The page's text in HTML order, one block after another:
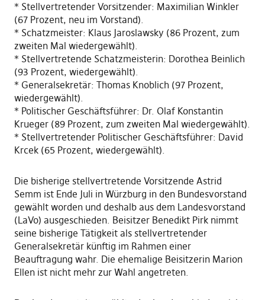
* Stellvertretender Vorsitzender: Maximilian Winkler
(67 Prozent, neu im Vorstand).
* Schatzmeister: Klaus Jaroslawsky (86 Prozent, zum
zweiten Mal wiedergewählt).
* Stellvertretende Schatzmeisterin: Dorothea Beinlich
(93 Prozent, wiedergewählt).
* Generalsekretär: Thomas Knoblich (97 Prozent,
wiedergewählt).
* Politischer Geschäftsführer: Dr. Olaf Konstantin
Krueger (89 Prozent, zum zweiten Mal wiedergewählt).
* Stellvertretender Politischer Geschäftsführer: David
Krcek (65 Prozent, wiedergewählt).
Die bisherige stellvertretende Vorsitzende Astrid
Semm ist Ende Juli in Würzburg in den Bundesvorstand
gewählt worden und deshalb aus dem Landesvorstand
(LaVo) ausgeschieden. Beisitzer Benedikt Pirk nimmt
seine bisherige Tätigkeit als stellvertretender
Generalsekretär künftig im Rahmen einer
Beauftragung wahr. Die ehemalige Beisitzerin Marion
Ellen ist nicht mehr zur Wahl angetreten.